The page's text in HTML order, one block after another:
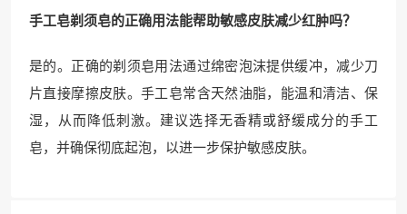
手工皂剃须皂的正确用法能帮助敏感皮肤减少红肿吗？
是的。正确的剃须皂用法通过绵密泡沫提供缓冲，减少刀
片直接摩擦皮肤。手工皂常含天然油脂，能温和清洁、保
湿，从而降低刺激。建议选择无香精或舒缓成分的手工
皂，并确保彻底起泡，以进一步保护敏感皮肤。